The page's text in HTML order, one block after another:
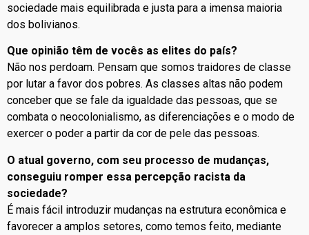
sociedade mais equilibrada e justa para a imensa maioria
dos bolivianos.
Que opinião têm de vocês as elites do país?
Não nos perdoam. Pensam que somos traidores de classe
por lutar a favor dos pobres. As classes altas não podem
conceber que se fale da igualdade das pessoas, que se
combata o neocolonialismo, as diferenciações e o modo de
exercer o poder a partir da cor de pele das pessoas.
O atual governo, com seu processo de mudanças,
conseguiu romper essa percepção racista da
sociedade?
É mais fácil introduzir mudanças na estrutura econômica e
favorecer a amplos setores, como temos feito, mediante